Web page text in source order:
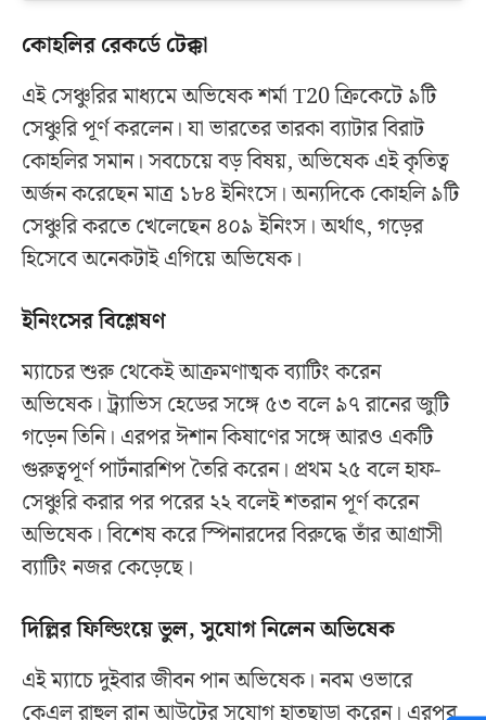
কোহলির রেকর্ডে টেক্কা
এই সেঞ্চুরির মাধ্যমে অভিষেক শর্মা T20 ক্রিকেটে ৯টি
সেঞ্চুরি পূর্ণ করলেন। যা ভারতের তারকা ব্যাটার বিরাট
কোহলির সমান। সবচেয়ে বড় বিষয়, অভিষেক এই কৃতিত্ব
অর্জন করেছেন মাত্র ১৮৪ ইনিংসে। অন্যদিকে কোহলি ৯টি
সেঞ্চুরি করতে খেলেছেন ৪০৯ ইনিংস। অর্থাৎ, গড়ের
হিসেবে অনেকটাই এগিয়ে অভিষেক।
ইনিংসের বিশ্লেষণ
ম্যাচের শুরু থেকেই আক্রমণাত্মক ব্যাটিং করেন
অভিষেক। ট্র্যাভিস হেডের সঙ্গে ৫৩ বলে ৯৭ রানের জুটি
গড়েন তিনি। এরপর ঈশান কিষাণের সঙ্গে আরও একটি
গুরুত্বপূর্ণ পার্টনারশিপ তৈরি করেন। প্রথম ২৫ বলে হাফ-
সেঞ্চুরি করার পর পরের ২২ বলেই শতরান পূর্ণ করেন
অভিষেক। বিশেষ করে স্পিনারদের বিরুদ্ধে তাঁর আগ্রাসী
ব্যাটিং নজর কেড়েছে।
দিল্লির ফিল্ডিংয়ে ভুল, সুযোগ নিলেন অভিষেক
এই ম্যাচে দুইবার জীবন পান অভিষেক। নবম ওভারে